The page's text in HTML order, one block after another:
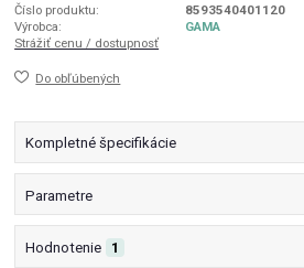
Číslo produktu:
8593540401120
Výrobca:
GAMA
Strážiť cenu / dostupnosť
Do obľúbených
Kompletné špecifikácie
Parametre
Hodnotenie 1